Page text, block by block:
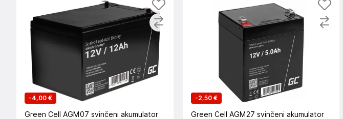
-4,00 €
Green Cell AGM07 svinčeni akumulator
-2,50 €
Green Cell AGM27 svinčeni akumulator